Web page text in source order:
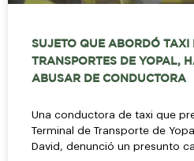
SUJETO QUE ABORDÓ TAXI
TRANSPORTES DE YOPAL,
ABUSAR DE CONDUCTORA
Una conductora de taxi que
Terminal de Transporte de
David, denunció un presunto